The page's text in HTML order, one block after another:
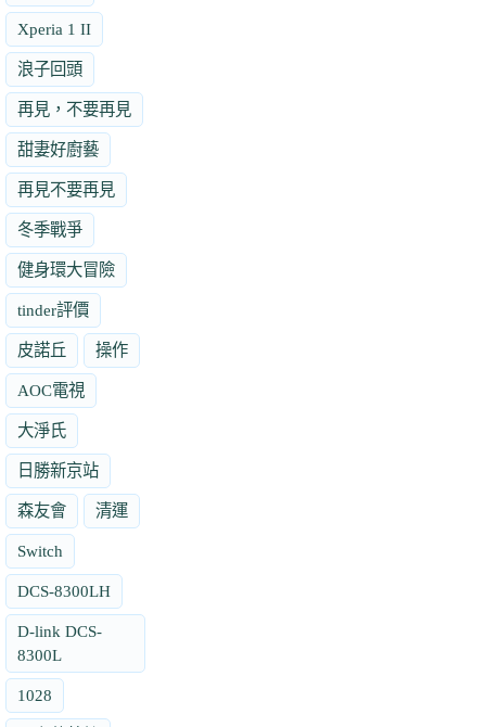
Xperia 1 II
浪子回頭
再見，不要再見
甜妻好廚藝
再見不要再見
冬季戰爭
健身環大冒險
tinder評價
皮諾丘 操作
AOC電視
大淨氏
日勝新京站
森友會 清運
Switch
DCS-8300LH
D-link DCS-
8300L
1028